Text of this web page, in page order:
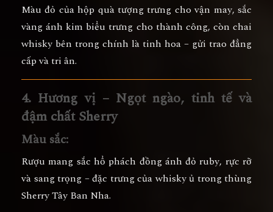
Màu đỏ của hộp quà tượng trưng chovận may, sắc
vàng ánh kim biểu trưng cho thành công, còn chai
whisky bên trong chính là tinh hoa – gửi trao đẳng
cấp và tri ân.
4. Hương vị – Ngọt ngào, tinh tế và
đậm chất Sherry
Màu sắc:
Rượu mang sắc hổ phách đồng ánh đỏ ruby, rực rỡ
và sang trọng – đặc trưng của whisky ủ trong thùng
Sherry Tây Ban Nha.